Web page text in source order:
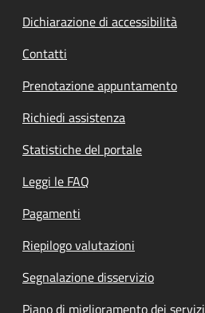
Dichiarazione di accessibilità
Contatti
Prenotazione appuntamento
Richiedi assistenza
Statistiche del portale
Leggi le FAQ
Pagamenti
Riepilogo valutazioni
Segnalazione disservizio
Piano di miglioramento dei servizi